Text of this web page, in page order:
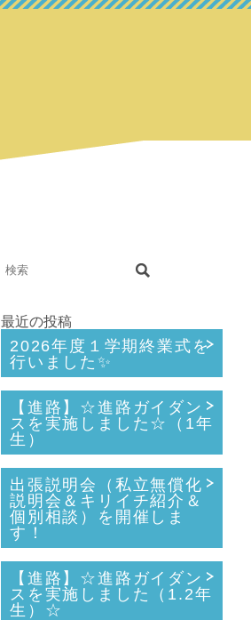
最近の投稿
2026年度１学期終業式を
行いました✨
【進路】☆進路ガイダン
スを実施しました☆（1年
生）
出張説明会（私立無償化
説明会＆キリイチ紹介＆
個別相談）を開催しま
す！
【進路】☆進路ガイダン
スを実施しました（1.2年
生）☆